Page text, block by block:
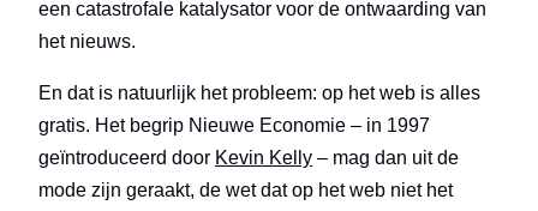
een catastrofale katalysator voor de ontwaarding van
het nieuws.
En dat is natuurlijk het probleem: op het web is alles
gratis. Het begrip Nieuwe Economie – in 1997
geïntroduceerd door Kevin Kelly – mag dan uit de
mode zijn geraakt, de wet dat op het web niet het